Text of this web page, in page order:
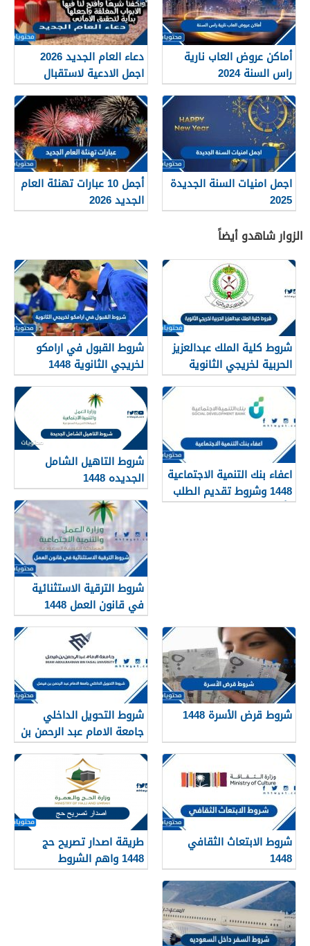
أماكن عروض العاب نارية
راس السنة 2024
دعاء العام الجديد 2026
اجمل الادعية لاستقبال
السنة الجديدة
اجمل امنيات السنة الجديدة
2025
أجمل 10 عبارات تهنئة العام
الجديد 2026
الزوار شاهدو أيضاً
شروط كلية الملك عبدالعزيز
الحربية لخريجي الثانوية
1448
شروط القبول في ارامكو
لخريجي الثانوية 1448
اعفاء بنك التنمية الاجتماعية
1448 وشروط تقديم الطلب
وأهم الأوراق والمستندات
شروط التاهيل الشامل
الجديده 1448
شروط الترقية الاستثنائية
في قانون العمل 1448
شروط قرض الأسرة 1448
شروط التحويل الداخلي
جامعة الامام عبد الرحمن بن
فيصل 1448
شروط الابتعاث الثقافي
1448
طريقة اصدار تصريح حج
1448 واهم الشروط
المطلوبة بالتفصيل